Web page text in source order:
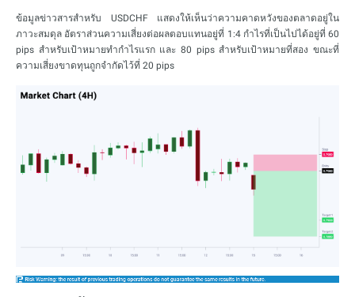
ข้อมูลข่าวสารสำหรับ USDCHF แสดงให้เห็นว่าความคาดหวังของตลาดอยู่ใน
ภาวะสมดุล อัตราส่วนความเสี่ยงต่อผลตอบแทนอยู่ที่ 1:4 กำไรที่เป็นไปได้อยู่ที่ 60
pips สำหรับเป้าหมายทำกำไรแรก และ 80 pips สำหรับเป้าหมายที่สอง ขณะที่
ความเสี่ยงขาดทุนถูกจำกัดไว้ที่ 20 pips